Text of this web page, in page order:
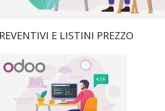
E LISTINI PREZZO